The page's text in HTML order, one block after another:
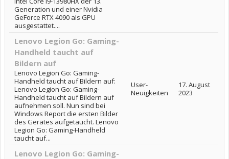
Generation und einer Nvidia
GeForce RTX 4090 als GPU
ausgestattet....
Lenovo Legion Go: Gaming-
Handheld taucht auf
Bildern auf
Lenovo Legion Go: Gaming-
Handheld taucht auf Bildern auf:
Lenovo Legion Go: Gaming-
Handheld taucht auf Bildern auf
aufnehmen soll. Nun sind bei
Windows Report die ersten Bilder
des Gerätes aufgetaucht. Lenovo
Legion Go: Gaming-Handheld
taucht auf...
User-
Neuigkeiten
17. August
2023
Lenovo Legion Go: Gaming-